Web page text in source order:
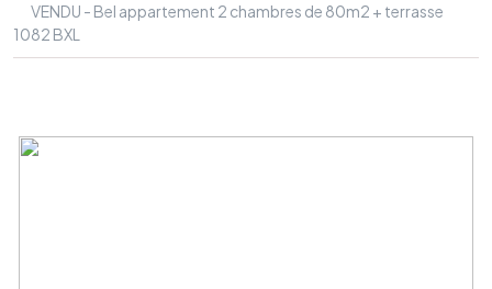
VENDU - Bel appartement 2 chambres de 80m2 + terrasse
1082 BXL